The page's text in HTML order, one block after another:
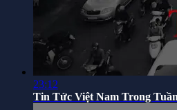
23:12
Tin Tức Việt Nam Trong